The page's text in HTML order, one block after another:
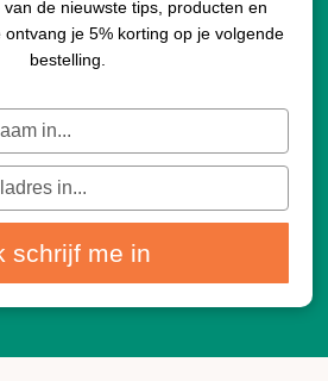
huid!
Routine 2
Oil
de nieuwste tips, producten en
ontvang je 5% korting op je volgende
bestelling.
schrijf me in